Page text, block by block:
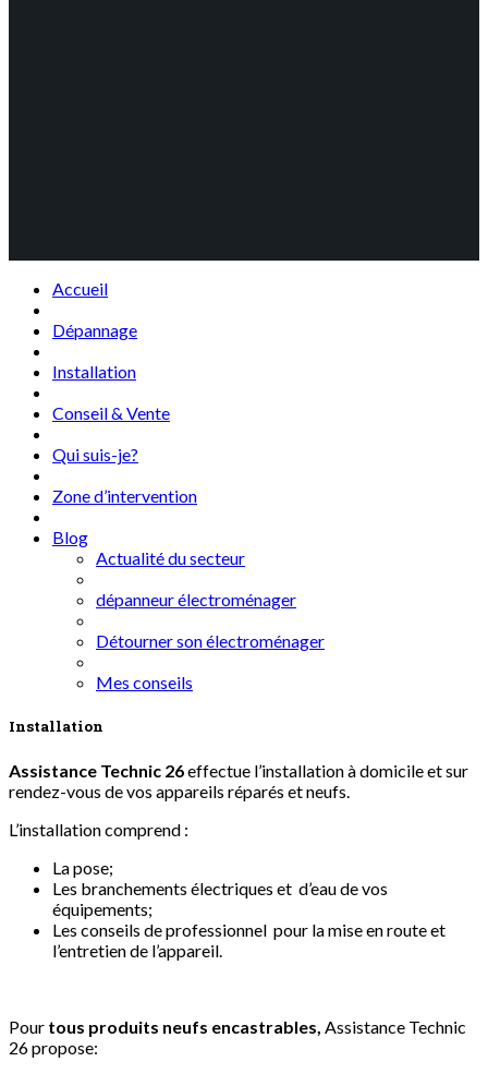
Accueil
Dépannage
Installation
Conseil & Vente
Qui suis-je?
Zone d’intervention
Blog
Actualité du secteur
dépanneur électroménager
Détourner son électroménager
Mes conseils
Installation
Assistance Technic 26effectue l’installation à domicile et sur
rendez-vous de vos appareils réparés et neufs.
L’installation comprend :
La pose;
Les branchements électriques et d’eau de vos
équipements;
Les conseils de professionnel pour la mise en route et
l’entretien de l’appareil.
Pour tous produits neufs encastrables, Assistance Technic
26 propose: